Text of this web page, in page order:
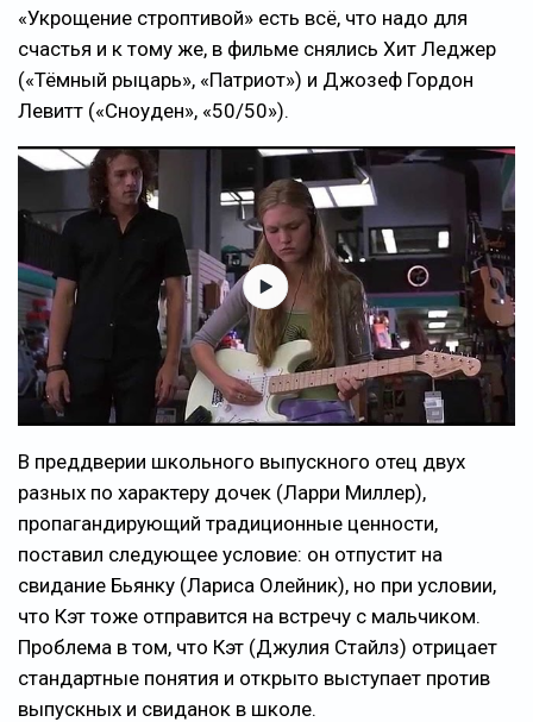
«Укрощение строптивой» есть всё, что надо для
счастья и к тому же, в фильме снялись Хит Леджер
(«Тёмный рыцарь», «Патриот») и Джозеф Гордон
Левитт («Cноуден», «50/50»).
В преддверии школьного выпускного отец двух
разных по характеру дочек (Ларри Миллер),
пропагандирующий традиционные ценности,
поставил следующее условие: он отпустит на
свидание Бьянку (Лариса Олейник), но при условии,
что Кэт тоже отправится на встречу с мальчиком.
Проблема в том, что Кэт (Джулия Стайлз) отрицает
стандартные понятия и открыто выступает против
выпускных и свиданок в школе.